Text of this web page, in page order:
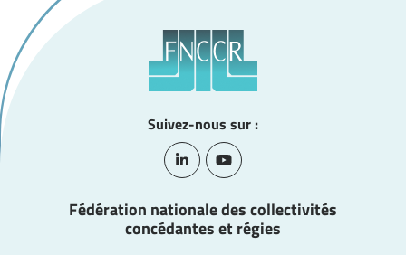
Suivez-nous sur :
Lien vers le compte Linkedin
Lien vers la chaîne Youtube
Fédération nationale des collectivités
concédantes et régies